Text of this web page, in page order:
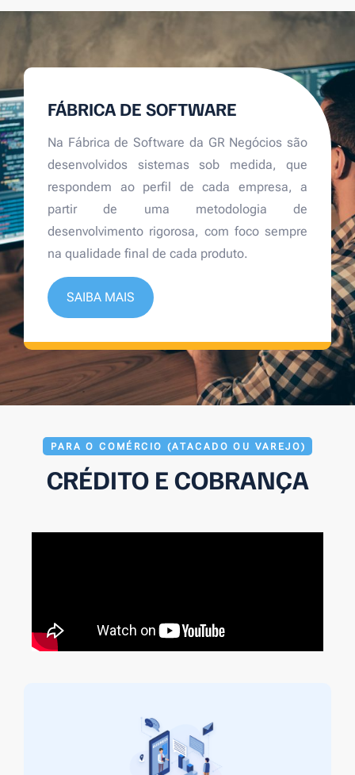
FÁBRICA DE SOFTWARE
Na Fábrica de Software da GR Negócios são
desenvolvidos sistemas sob medida, que
respondem ao perfil de cada empresa, a
partir de uma metodologia de
desenvolvimento rigorosa, com foco sempre
na qualidade final de cada produto.
SAIBA MAIS
PARA O COMÉRCIO (ATACADO OU VAREJO)
CRÉDITO E COBRANÇA